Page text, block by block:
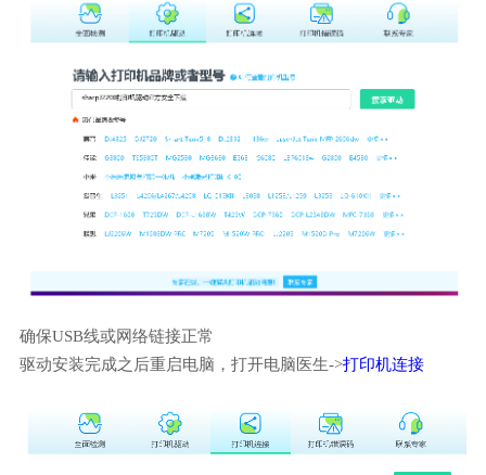
确保USB线或网络链接正常
驱动安装完成之后重启电脑，打开电脑医生->打印机连接